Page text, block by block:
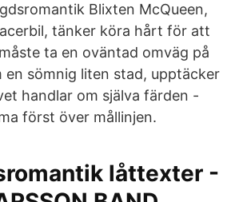
Blixten McQueen,
tänker köra hårt för att
ta en oväntad omväg på
en sömnig liten stad, upptäcker
handlar om själva färden -
först över mållinjen.
låttexter -